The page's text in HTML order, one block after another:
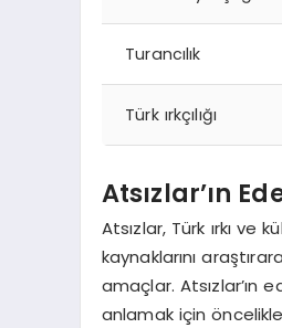
Turancılık
Türk ırkçılığı
Atsızlar’ın
Atsızlar, Türk ırkı ve
kaynaklarını
amaçlar. Atsızlar’ın
anlamak için